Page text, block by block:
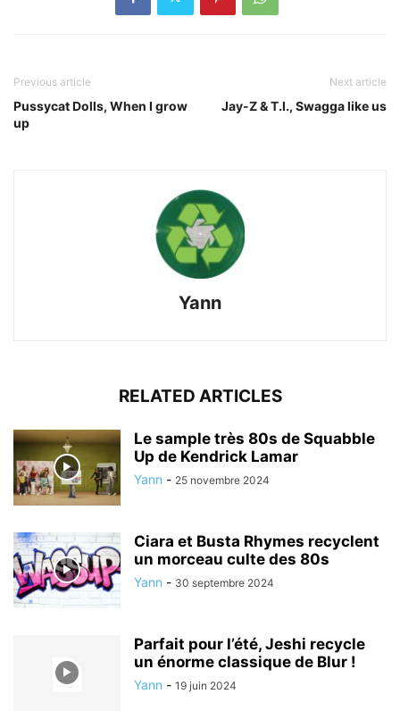
Previous article
Pussycat Dolls, When I grow
up
Next article
Jay-Z & T.I., Swagga like us
Yann
RELATED ARTICLES
Le sample très 80s de Squabble
Up de Kendrick Lamar
Yann - 25 novembre 2024
Ciara et Busta Rhymes recyclent
un morceau culte des 80s
Yann - 30 septembre 2024
Parfait pour l’été, Jeshi recycle
un énorme classique de Blur !
Yann - 19 juin 2024